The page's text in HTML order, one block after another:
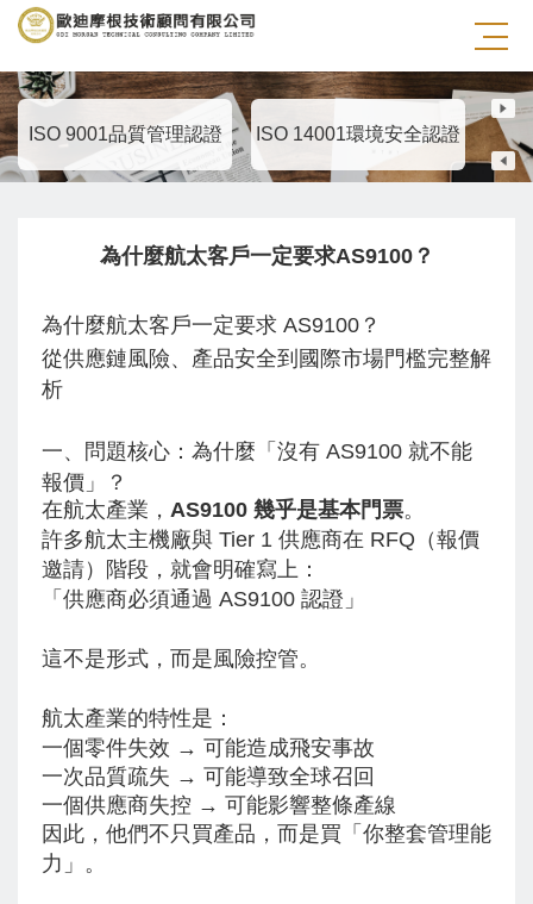
AS 9100 航太品質管理系統
ISO 9001品質管理認證 ISO 14001環境安全認證
為什麼航太客戶一定要求AS9100？
為什麼航太客戶一定要求 AS9100？
從供應鏈風險、產品安全到國際市場門檻完整解
析
一、問題核心：為什麼「沒有 AS9100 就不能
報價」？
在航太產業， AS9100 幾乎是基本門票。
許多航太主機廠與 Tier 1 供應商在 RFQ（報價
邀請）階段，就會明確寫上：
「供應商必須通過 AS9100 認證」
這不是形式，而是風險控管。
航太產業的特性是：
一個零件失效 → 可能造成飛安事故
一次品質疏失 → 可能導致全球召回
一個供應商失控 → 可能影響整條產線
因此，他們不只買產品，而是買「你整套管理能
力」。